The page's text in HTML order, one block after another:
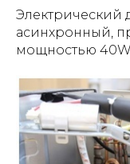
Электрический
асинхронный,
мощностью 40W